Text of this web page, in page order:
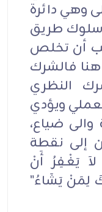
وهي دائرة
سلوك طريق
أن تخلص
فالشرك
النظري
ويؤدي
ضياع،
إلى نقطة
لاَ يَغْفِرُ أَنْ
لِمَنْ يَشَاءُ"